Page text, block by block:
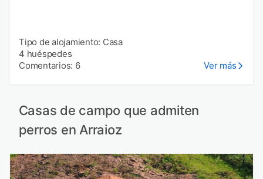
Tipo de alojamiento: Casa
4 huéspedes
Comentarios: 6
Ver más
Casas de campo que admiten
perros en Arraioz